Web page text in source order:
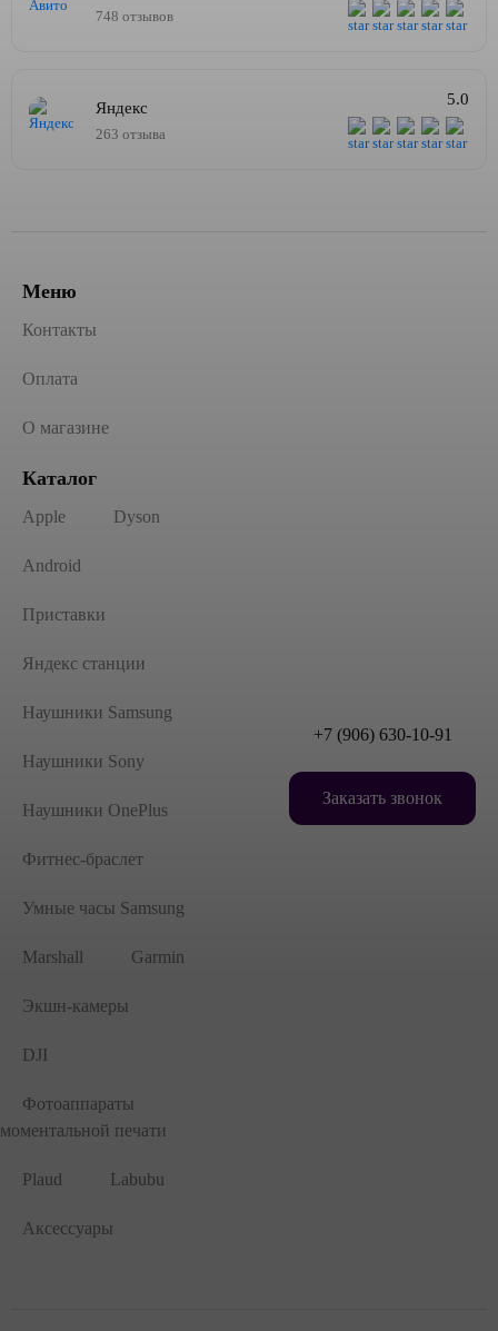
748 отзывов
Яндекс
263 отзыва
5.0
Меню
Контакты
Оплата
О магазине
Каталог
Apple Dyson
Android
Приставки
Яндекс станции
Наушники Samsung
Наушники Sony
Наушники OnePlus
Фитнес-браслет
Умные часы Samsung
Marshall Garmin
Экшн-камеры
DJI
Фотоаппараты
моментальной печати
Plaud Labubu
Аксессуары
+7 (906) 630-10-91
Заказать звонок